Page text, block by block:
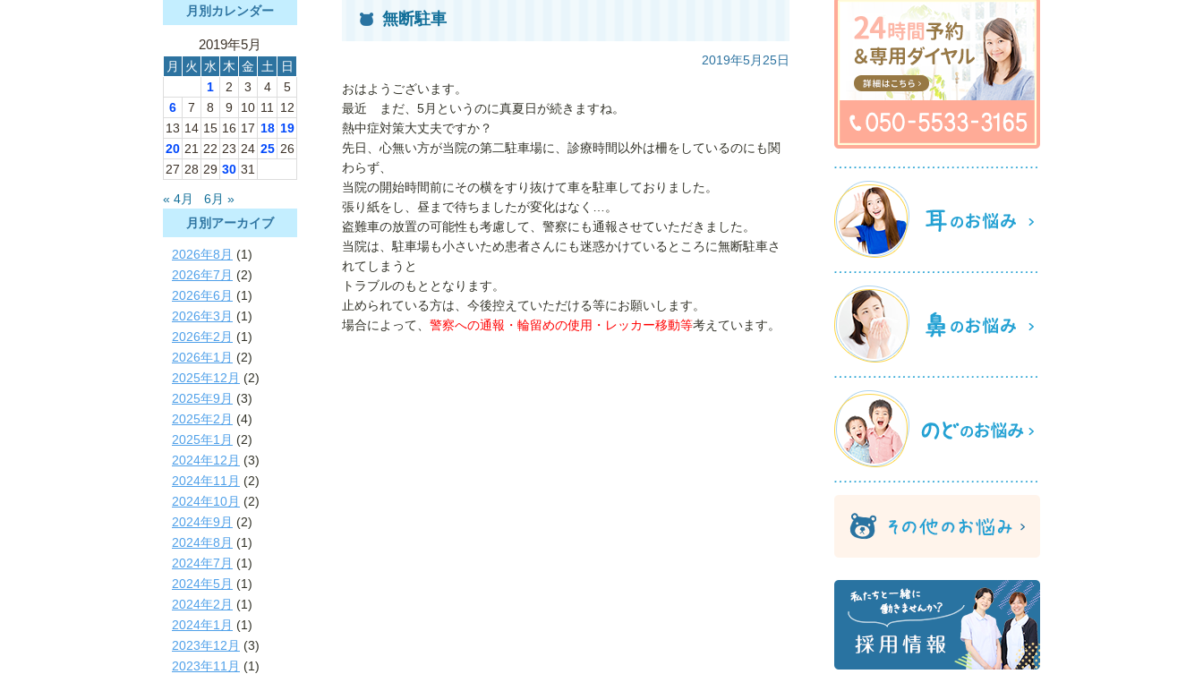
無断駐車
2019年5月25日
おはようございます。
最近 まだ、5月というのに真夏日が続きますね。
熱中症対策大丈夫ですか？
先日、心無い方が当院の第二駐車場に、診療時間以外は柵をしているのにも関
わらず、
当院の開始時間前にその横をすり抜けて車を駐車しておりました。
張り紙をし、昼まで待ちましたが変化はなく…。
盗難車の放置の可能性も考慮して、警察にも通報させていただきました。
当院は、駐車場も小さいため患者さんにも迷惑かけているところに無断駐車さ
れてしまうと
トラブルのもととなります。
止められている方は、今後控えていただける等にお願いします。
場合によって、 警察への通報・輪留めの使用・レッカー移動等考えています。
月別カレンダー
2019年5月
月 火 水 木 金 土
日
1
2 3 4
5
6
7 8 9 10 11
12
13 14 15 16 17 18 19
20 21 22 23 24 25 26
27 28 29 30 31
« 4月
6月 »
月別アーカイブ
2026年8月 (1)
2026年7月 (2)
2026年6月 (1)
2026年3月 (1)
2026年2月 (1)
2026年1月 (2)
2025年12月 (2)
2025年9月 (3)
2025年2月 (4)
2025年1月 (2)
2024年12月 (3)
2024年11月 (2)
2024年10月 (2)
2024年9月 (2)
2024年8月 (1)
2024年7月 (1)
2024年5月 (1)
2024年2月 (1)
2024年1月 (1)
2023年12月 (3)
2023年11月 (1)